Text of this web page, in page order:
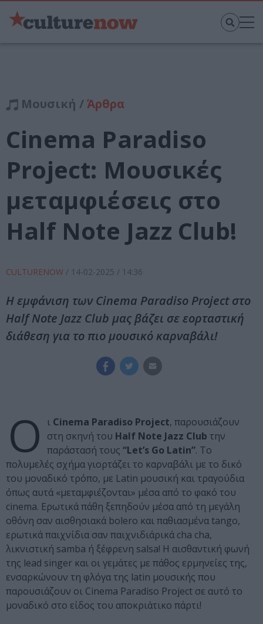
Μουσική /Άρθρα
Cinema Paradiso
Project: Μουσικές
μεταμφιέσεις στο
Half Note Jazz Club!
CULTURENOW / 14-02-2025 / 14:36
Η εμφάνιση των Cinema Paradiso Project στο
Half Note Jazz Club μας βάζει σε εορταστική
διάθεση για το πιο μουσικό καρναβάλι!
Ο ι Cinema Paradiso Project, παρουσιάζουν
στη σκηνή του Half Note Jazz Club την
παράστασή τους “Let’s Go Latin”. Το
πολυμελές σχήμα γιορτάζει το καρναβάλι με το δικό
του μοναδικό τρόπο, με Latin μουσική και τραγούδια
όπως αυτά «μεταμφιέζονται» μέσα από το φακό του
cinema. Ερωτικά πάθη ξεπηδούν μέσα από τη μεγάλη
οθόνη σαν αισθησιακά bolero και παθιασμένα tango,
ερωτικά παιχνίδια σαν παιχνιδιάρικά cha cha,
λικνιστική samba ή ξέφρενη salsa! Η αισθαντική φωνή
της lead singer και οι γεμάτες με πάθος ερμηνείες της,
ενσαρκώνουν τη φλόγα της latin μουσικής που
παρουσιάζουν οι Cinema Paradiso Project σε αυτό το
μοναδικό στο είδος του αποκριάτικο πάρτι!